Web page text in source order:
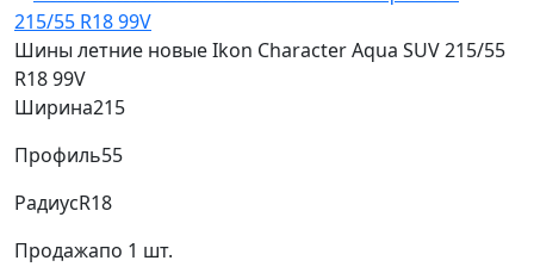
Шины летние новые Ikon Character Aqua SUV 215/55
R18 99V
Ширина215
Профиль55
РадиусR18
Продажапо 1 шт.